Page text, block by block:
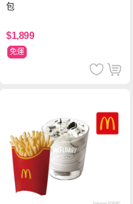
包
$1,899
免運